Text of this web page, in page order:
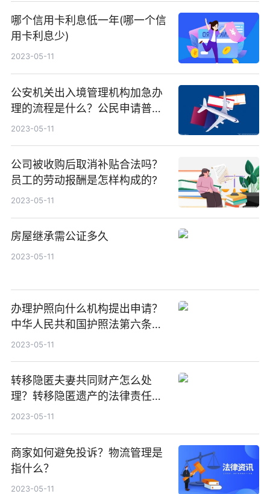
哪个信用卡利息低一年(哪一个信
用卡利息少)
2023-05-11
公安机关出入境管理机构加急办
理的流程是什么？公民申请普通
护照的材料是什么？
2023-05-11
公司被收购后取消补贴合法吗？
员工的劳动报酬是怎样构成的?
2023-05-11
房屋继承需公证多久
2023-05-11
办理护照向什么机构提出申请？
中华人民共和国护照法第六条内
容
2023-05-11
转移隐匿夫妻共同财产怎么处
理？转移隐匿遗产的法律责任有
哪些？
2023-05-11
商家如何避免投诉？物流管理是
指什么？
2023-05-11